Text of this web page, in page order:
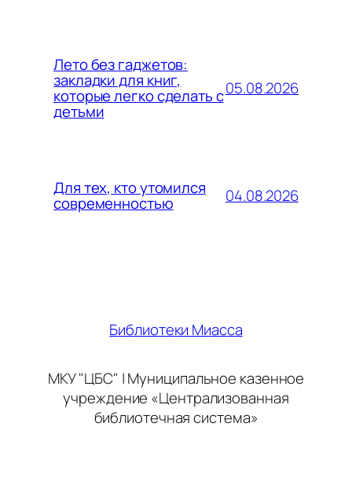
Лето без гаджетов:
закладки для книг,
которые легко сделать с
детьми
05.08.2026
Для тех, кто утомился
современностью 04.08.2026
Библиотеки Миасса
МКУ "ЦБС" | Муниципальное казенное
учреждение «Централизованная
библиотечная система»